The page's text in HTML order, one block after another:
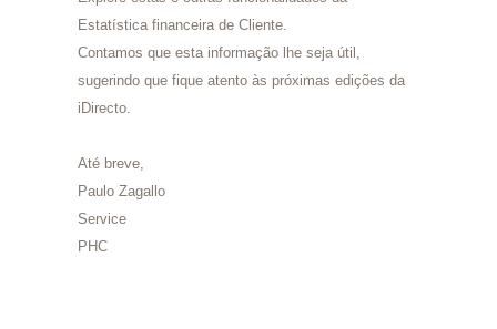
Estatística financeira de Cliente.
Contamos que esta informação lhe seja útil,
sugerindo que fique atento às próximas edições da
iDirecto.
Até breve,
Paulo Zagallo
Service
PHC